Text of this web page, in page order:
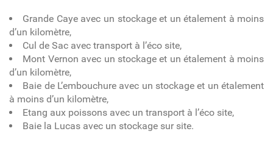
Grande Caye avec un stockage et un étalement à moins
d’un kilomètre,
Cul de Sac avec transport à l’éco site,
Mont Vernon avec un stockage et un étalement à moins
d’un kilomètre,
Baie de L’embouchure avec un stockage et un étalement
à moins d’un kilomètre,
Etang aux poissons avec un transport à l’éco site,
Baie la Lucas avec un stockage sur site.